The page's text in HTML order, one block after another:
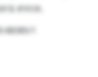
evce.
1